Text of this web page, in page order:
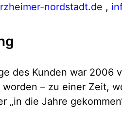
nordstadt.de ,
des Kunden war
– zu einer Zeit,
„in die Jahre